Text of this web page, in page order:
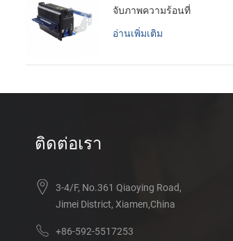
จับภาพความร้อนที่
เครื่องพิมพ์
อ่านเพิ่มเติม
ติดต่อเรา
3-4/F, No.361 Qiaoying Road,
Jimei District, Xiamen,China
+86-592-5517253